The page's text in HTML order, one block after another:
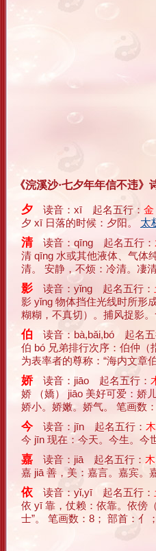
《浣溪沙·七夕年年信不违》
夕 读音：xī 起名五行： 金
夕 xī 日落的时候：夕阳。 太
清读音：qīng 起名五行：
清 qīng 水或其他液体、气体
清。 安静，不烦：冷清。凄
影 读音：yǐng 起名五行：
影 yǐng 物体挡住光线时所形
糊糊，不真切）。捕风捉影
伯 读音：bà,bǎi,bó 起名五
伯 bó 兄弟排行次序：伯仲（
为表率者的尊称：“海内文章
娇读音：jiāo 起名五行：
娇 （嬌） jiāo 美好可爱：娇
娇小。娇嫩。娇气。 笔画数
今读音：jīn 起名五行： 木
今 jīn 现在：今天。今生。今
嘉 读音：jiā 起名五行： 木
嘉 jiā 善，美：嘉言。嘉宾。
依 读音：yǐ,yī 起名五行：
依 yī 靠，仗赖：依靠。依傍
士”。 笔画数：8； 部首：亻